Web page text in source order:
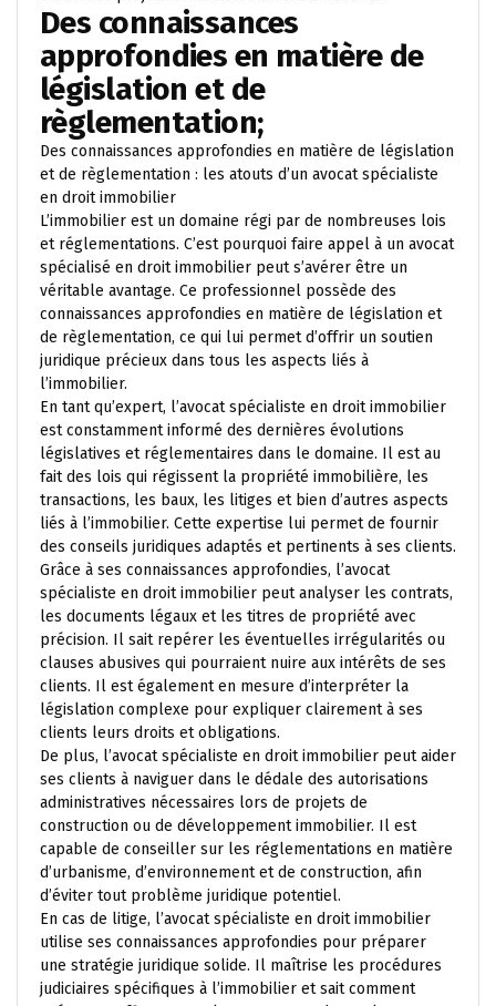
Des connaissances
approfondies en matière de
législation et de
règlementation;
Des connaissances approfondies en matière de législation
et de règlementation : les atouts d’un avocat spécialiste
en droit immobilier
L’immobilier est un domaine régi par de nombreuses lois
et réglementations. C’est pourquoi faire appel à un avocat
spécialisé en droit immobilier peut s’avérer être un
véritable avantage. Ce professionnel possède des
connaissances approfondies en matière de législation et
de règlementation, ce qui lui permet d’offrir un soutien
juridique précieux dans tous les aspects liés à
l’immobilier.
En tant qu’expert, l’avocat spécialiste en droit immobilier
est constamment informé des dernières évolutions
législatives et réglementaires dans le domaine. Il est au
fait des lois qui régissent la propriété immobilière, les
transactions, les baux, les litiges et bien d’autres aspects
liés à l’immobilier. Cette expertise lui permet de fournir
des conseils juridiques adaptés et pertinents à ses clients.
Grâce à ses connaissances approfondies, l’avocat
spécialiste en droit immobilier peut analyser les contrats,
les documents légaux et les titres de propriété avec
précision. Il sait repérer les éventuelles irrégularités ou
clauses abusives qui pourraient nuire aux intérêts de ses
clients. Il est également en mesure d’interpréter la
législation complexe pour expliquer clairement à ses
clients leurs droits et obligations.
De plus, l’avocat spécialiste en droit immobilier peut aider
ses clients à naviguer dans le dédale des autorisations
administratives nécessaires lors de projets de
construction ou de développement immobilier. Il est
capable de conseiller sur les réglementations en matière
d’urbanisme, d’environnement et de construction, afin
d’éviter tout problème juridique potentiel.
En cas de litige, l’avocat spécialiste en droit immobilier
utilise ses connaissances approfondies pour préparer
une stratégie juridique solide. Il maîtrise les procédures
judiciaires spécifiques à l’immobilier et sait comment